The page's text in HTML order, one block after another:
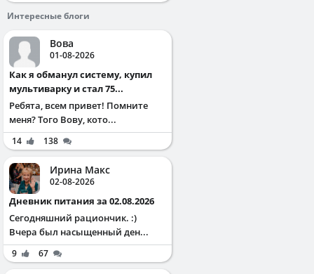
Интересные блоги
Вова
01-08-2026
Как я обманул систему, купил
мультиварку и стал 75...
Ребята, всем привет! Помните
меня? Того Вову, кото...
14 138
Ирина Макс
02-08-2026
Дневник питания за 02.08.2026
Сегодняшний рациончик. :)
Вчера был насыщенный ден...
9 67